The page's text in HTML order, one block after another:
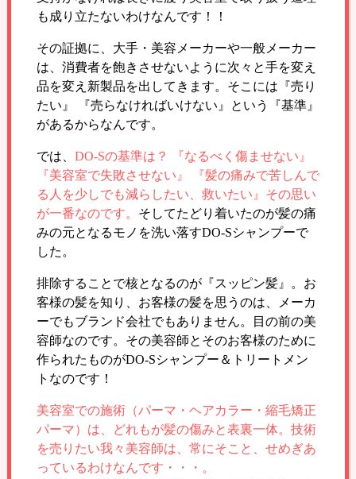
も成り立たないわけなんです！！
その証拠に、大手・美容メーカーや一般メーカー
は、消費者を飽きさせないように次々と手を変え
品を変え新製品を出してきます。そこには『売り
たい』 『売らなければいけない』という『基準』
があるからなんです。
では、 DO-Sの基準は？ 『なるべく傷ませない』
『美容室で失敗させない』 『髪の痛みで苦しんで
る人を少しでも減らしたい、救いたい』その思い
が一番なのです。 そしてたどり着いたのが髪の痛
みの元となるモノを洗い落すDO-Sシャンプーで
した。
排除することで核となるのが『スッピン髪』。お
客様の髪を知り、お客様の髪を思うのは、メーカ
ーでもブランド会社でもありません。目の前の美
容師なのです。その美容師とそのお客様のために
作られたものがDO-Sシャンプー＆トリートメン
トなのです！
美容室での施術（パーマ・ヘアカラー・縮毛矯正
パーマ）は、どれもが髪の傷みと表裏一体。技術
を売りたい我々美容師は、常にそこと、せめぎあ
っているわけなんです・・・。